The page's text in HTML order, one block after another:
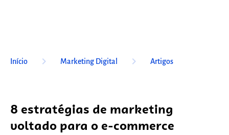
Início keyboard_arrow_right Marketing Digital keyboard_arrow_right Artigos
8 estratégias de marketing
voltado para o e-commerce